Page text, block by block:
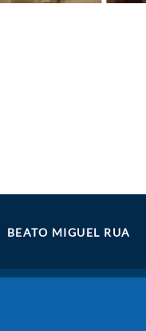
BEATO MIGUEL RUA